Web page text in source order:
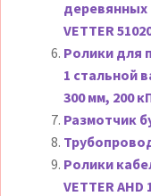
деревянных
VETTER
Ролики для
1 стальной
300 мм, 200
Размотчик
Ролики
VETTER